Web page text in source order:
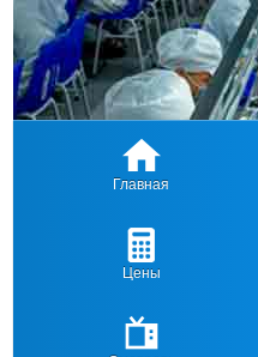
Главная
Цены